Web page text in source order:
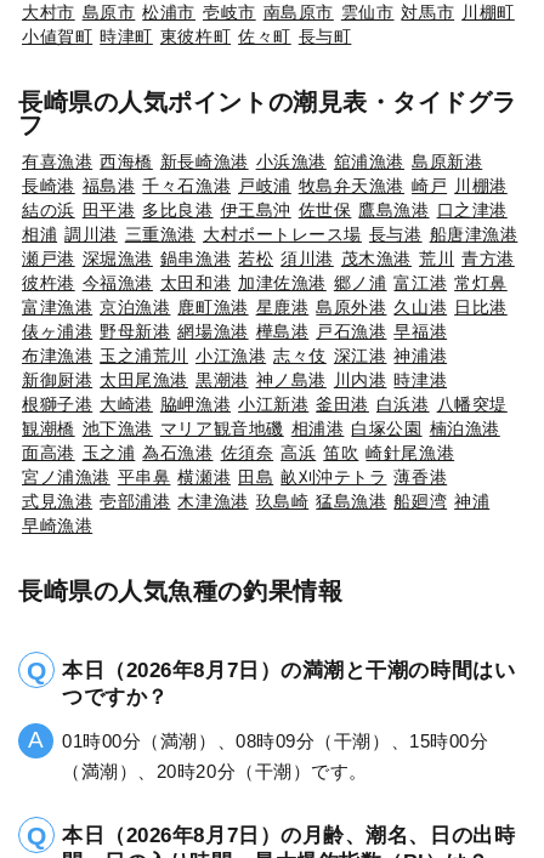
大村市 島原市 松浦市 壱岐市 南島原市 雲仙市 対馬市 川棚町
小値賀町 時津町 東彼杵町 佐々町 長与町
長崎県の人気ポイントの潮見表・タイドグラ
フ
有喜漁港 西海橋 新長崎漁港 小浜漁港 舘浦漁港 島原新港
長崎港 福島港 千々石漁港 戸岐浦 牧島弁天漁港 崎戸
川棚港
結の浜 田平港 多比良港 伊王島沖 佐世保 鷹島漁港 口之津港
相浦 調川港 三重漁港 大村ボートレース場 長与港 船唐津漁港
瀬戸港 深堀漁港 鍋串漁港 若松 須川港 茂木漁港 荒川 青方港
彼杵港 今福漁港 太田和港 加津佐漁港 郷ノ浦 富江港 常灯鼻
富津漁港 京泊漁港 鹿町漁港 星鹿港 島原外港 久山港 日比港
俵ヶ浦港 野母新港 網場漁港 樺島港 戸石漁港 早福港
布津漁港 玉之浦荒川 小江漁港 志々伎 深江港 神浦港
新御厨港 太田尾漁港 黒潮港 神ノ島港 川内港 時津港
根獅子港 大崎港 脇岬漁港 小江新港 釜田港 白浜港 八幡突堤
観潮橋 池下漁港 マリア観音地磯 相浦港 白塚公園 楠泊漁港
面高港 玉之浦 為石漁港 佐須奈 高浜 笛吹 崎針尾漁港
宮ノ浦漁港 平串鼻 横瀬港 田島 畝刈沖テトラ 薄香港
式見漁港 壱部浦港 木津漁港 玖島崎 猛島漁港 船廻湾 神浦
早崎漁港
長崎県の人気魚種の釣果情報
本日（2026年8月7日）の満潮と干潮の時間はい
つですか？
01時00分（満潮）、08時09分（干潮）、15時00分
（満潮）、20時20分（干潮）です。
本日（2026年8月7日）の月齢、潮名、日の出時